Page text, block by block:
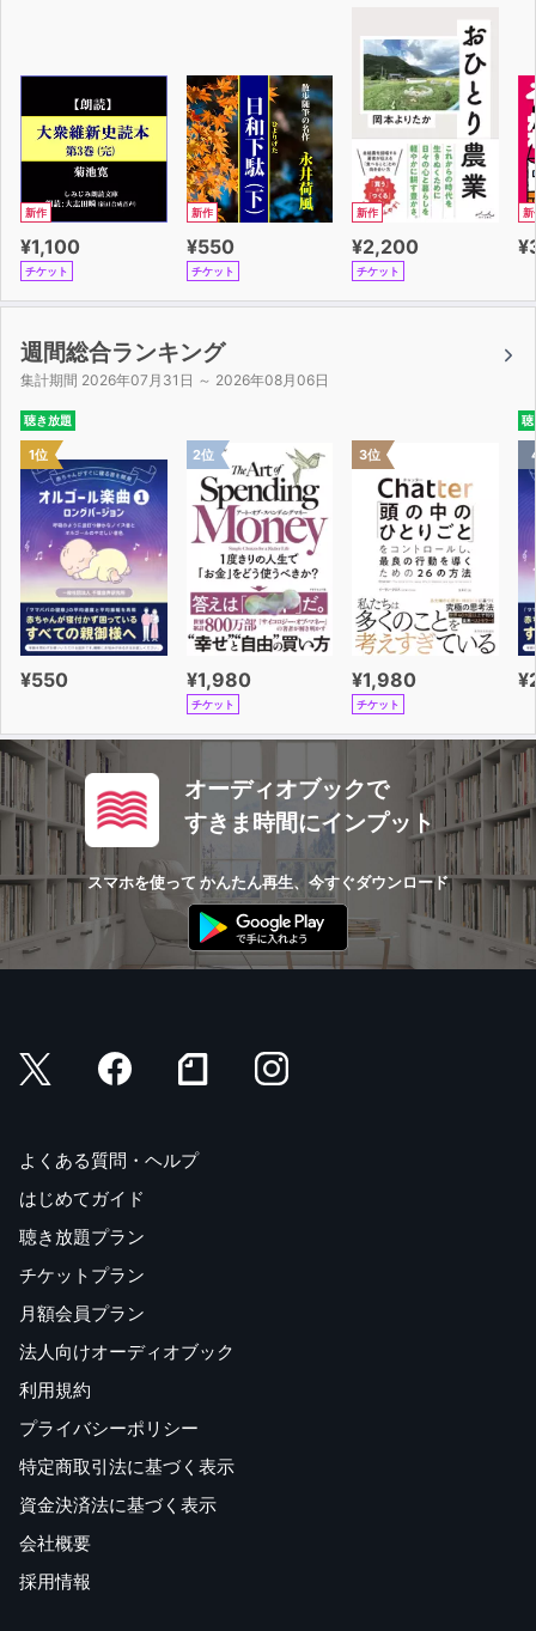
新作
¥1,100
チケット
新作
¥550
チケット
新作
¥2,200
チケット
新
週間総合ランキング
集計期間 2026年07月31日 ～ 2026年08月06日
聴き放題
1位
¥550
2位
¥1,980
チケット
3位
¥1,980
チケット
聴
オーディオブックで
すきま時間にインプット
スマホを使って かんたん再生、今すぐダウンロード
よくある質問・ヘルプ
はじめてガイド
聴き放題プラン
チケットプラン
月額会員プラン
法人向けオーディオブック
利用規約
プライバシーポリシー
特定商取引法に基づく表示
資金決済法に基づく表示
会社概要
採用情報